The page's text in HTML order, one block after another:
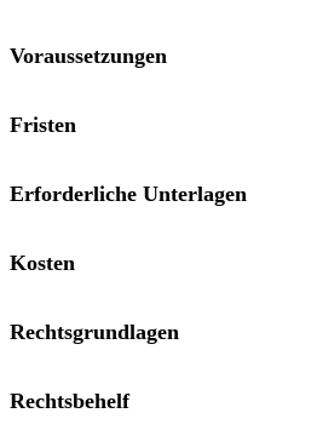
Voraussetzungen
Fristen
Erforderliche Unterlagen
Kosten
Rechtsgrundlagen
Rechtsbehelf